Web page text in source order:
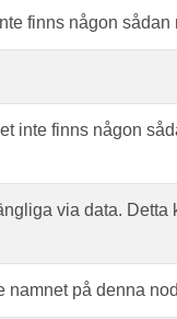
finns någon
inte finns någon
via data. Detta
namnet på denna